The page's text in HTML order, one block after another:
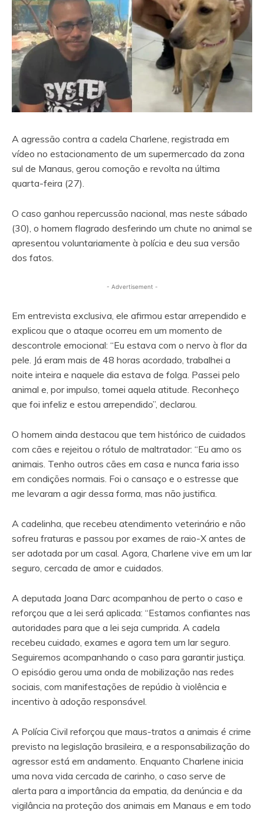
A agressão contra a cadela Charlene, registrada em
vídeo no estacionamento de um supermercado da zona
sul de Manaus, gerou comoção e revolta na última
quarta-feira (27).
O caso ganhou repercussão nacional, mas neste sábado
(30), o homem flagrado desferindo um chute no animal se
apresentou voluntariamente à polícia e deu sua versão
dos fatos.
- Advertisement -
Em entrevista exclusiva, ele afirmou estar arrependido e
explicou que o ataque ocorreu em um momento de
descontrole emocional: “Eu estava com o nervo à flor da
pele. Já eram mais de 48 horas acordado, trabalhei a
noite inteira e naquele dia estava de folga. Passei pelo
animal e, por impulso, tomei aquela atitude. Reconheço
que foi infeliz e estou arrependido”, declarou.
O homem ainda destacou que tem histórico de cuidados
com cães e rejeitou o rótulo de maltratador: “Eu amo os
animais. Tenho outros cães em casa e nunca faria isso
em condições normais. Foi o cansaço e o estresse que
me levaram a agir dessa forma, mas não justifica.
A cadelinha, que recebeu atendimento veterinário e não
sofreu fraturas e passou por exames de raio-X antes de
ser adotada por um casal. Agora, Charlene vive em um lar
seguro, cercada de amor e cuidados.
A deputada Joana Darc acompanhou de perto o caso e
reforçou que a lei será aplicada: “Estamos confiantes nas
autoridades para que a lei seja cumprida. A cadela
recebeu cuidado, exames e agora tem um lar seguro.
Seguiremos acompanhando o caso para garantir justiça.
O episódio gerou uma onda de mobilização nas redes
sociais, com manifestações de repúdio à violência e
incentivo à adoção responsável.
A Polícia Civil reforçou que maus-tratos a animais é crime
previsto na legislação brasileira, e a responsabilização do
agressor está em andamento. Enquanto Charlene inicia
uma nova vida cercada de carinho, o caso serve de
alerta para a importância da empatia, da denúncia e da
vigilância na proteção dos animais em Manaus e em todo